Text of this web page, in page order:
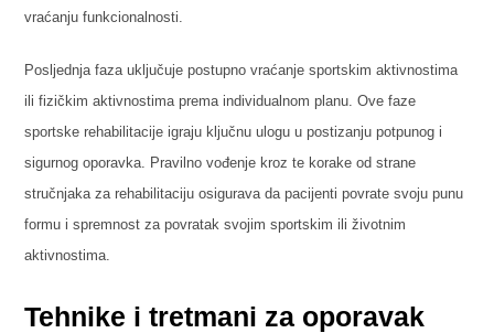
vraćanju funkcionalnosti.
Posljednja faza uključuje postupno vraćanje sportskim aktivnostima
ili fizičkim aktivnostima prema individualnom planu. Ove faze
sportske rehabilitacije igraju ključnu ulogu u postizanju potpunog i
sigurnog oporavka. Pravilno vođenje kroz te korake od strane
stručnjaka za rehabilitaciju osigurava da pacijenti povrate svoju punu
formu i spremnost za povratak svojim sportskim ili životnim
aktivnostima.
Tehnike i tretmani za oporavak